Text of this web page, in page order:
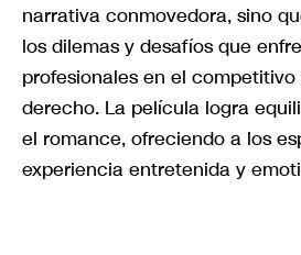
narrativa conmovedora, sino
los dilemas y desafíos que
profesionales en el
derecho. La película logra
el romance, ofreciendo a los
experiencia entretenida y